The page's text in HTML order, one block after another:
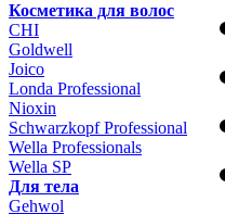
Косметика для волос
CHI
Goldwell
Joico
Londa Professional
Nioxin
Schwarzkopf Professional
Wella Professionals
Wella SP
Для тела
Gehwol